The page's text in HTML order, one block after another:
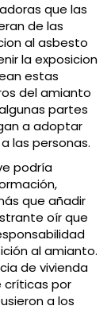
que las
de las
al asbesto
la exposicion
estas
del amianto
partes
a adoptar
las personas.
podría
que añadir
oír que
al amianto.
de vivienda
críticas por
a los